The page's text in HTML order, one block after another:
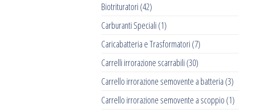
Biotrituratori (42)
Carburanti Speciali (1)
Caricabatteria e Trasformatori (7)
Carrelli irrorazione scarrabili (30)
Carrello irrorazione semovente a batteria (3)
Carrello irrorazione semovente a scoppio (1)